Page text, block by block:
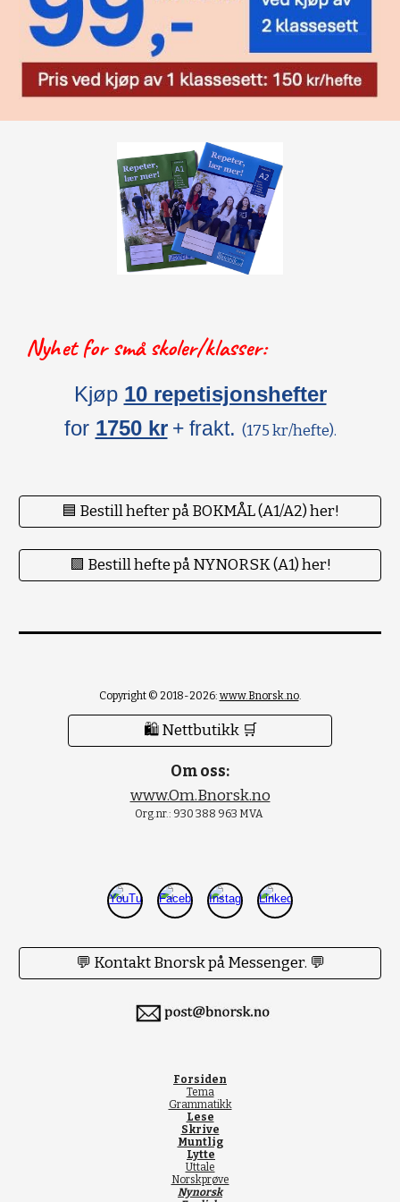
Nyhet for små skoler/klasser:
Kjøp 10 repetisjonshefter
for 1750 kr + frakt. (175 kr/hefte).
🟦 Bestill hefter på BOKMÅL (A1/A2) her!
🟪 Bestill hefte på NYNORSK (A1) her!
Copyright © 2018-2026: www.Bnorsk.no.
🛍 Nettbutikk 🛒
Om oss:
www.Om.Bnorsk.no
Org.nr.: 930 388 963 MVA
💬 Kontakt Bnorsk på Messenger. 💬
Forsiden
Tema
Grammatikk
Lese
Skrive
Muntlig
Lytte
Uttale
Norskprøve
Nynorsk